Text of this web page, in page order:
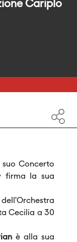
Cariplo
Concerto
firma la sua
Cecilia a 30
è alla sua